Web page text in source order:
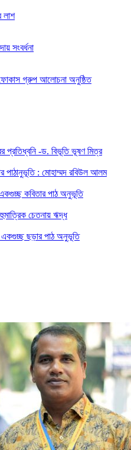
লাশ
সংবর্ধনা
গ্রুপ আলোচনা অনুষ্ঠিত
প্রতিধ্বনি -ড. বিভূতি ভূষণ মিত্র
পাঠানুভূতি : মোহাম্মদ রবিউল আলম
কবিতার পাঠ অনুভূতি
চেতনায় ঋদ্ধ
একগুচ্ছ ছড়ার পাঠ অনুভূতি